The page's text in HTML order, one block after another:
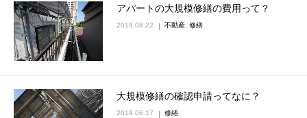
アパートの大規模修繕の費用って？
2019.08.22 不動産 修繕
大規模修繕の確認申請ってなに？
2019.06.17 修繕